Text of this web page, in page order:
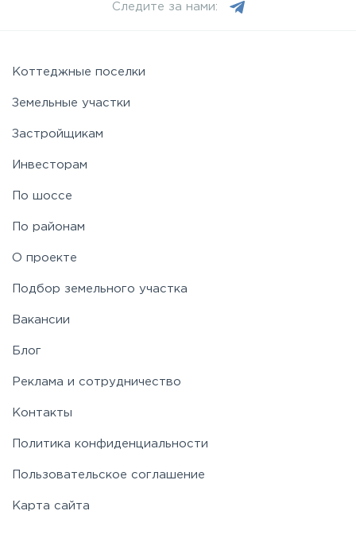
Следите за нами:
Коттеджные поселки
Земельные участки
Застройщикам
Инвесторам
По шоссе
По районам
О проекте
Подбор земельного участка
Вакансии
Блог
Реклама и сотрудничество
Контакты
Политика конфиденциальности
Пользовательское соглашение
Карта сайта